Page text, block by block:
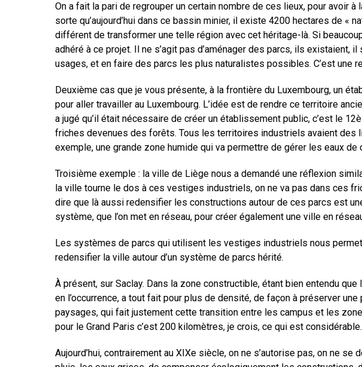
On a fait la pari de regrouper un certain nombre de ces lieux, pour avoir
sorte qu’aujourd’hui dans ce bassin minier, il existe 4200 hectares de «
différent de transformer une telle région avec cet héritage-là. Si
adhéré à ce projet. Il ne s’agit pas d’aménager des parcs, ils existaient,
usages, et en faire des parcs les plus naturalistes possibles. C’est une
Deuxième cas que je vous présente, à la frontière du Luxembourg, un
pour aller travailler au Luxembourg. L’idée est de rendre ce territoire
a jugé qu’il était nécessaire de créer un établissement public, c’est le
friches devenues des forêts. Tous les territoires industriels avaient des
exemple, une grande zone humide qui va permettre de gérer les eaux
Troisième exemple : la ville de Liège nous a demandé une réflexion
la ville tourne le dos à ces vestiges industriels, on ne va pas dans ces
dire que là aussi redensifier les constructions autour de ces parcs est
système, que l’on met en réseau, pour créer également une ville en
Les systèmes de parcs qui utilisent les vestiges industriels nous
redensifier la ville autour d’un système de parcs hérité.
À présent, sur Saclay. Dans la zone constructible, étant bien entendu
en l’occurrence, a tout fait pour plus de densité, de façon à préserver
paysages, qui fait justement cette transition entre les campus et les
pour le Grand Paris c’est 200 kilomètres, je crois, ce qui est considérable.
Aujourd’hui, contrairement au XIXe siècle, on ne s’autorise pas, on ne